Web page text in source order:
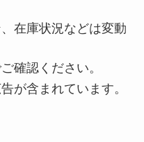
在庫状況などは変動
確認ください。
が含まれています。